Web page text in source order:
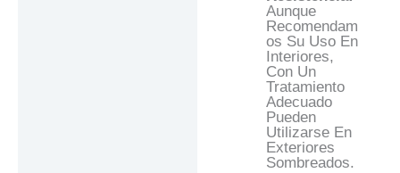
Aunque
Recomendam
Os Su Uso En
Interiores,
Con Un
Tratamiento
Adecuado
Pueden
Utilizarse En
Exteriores
Sombreados.